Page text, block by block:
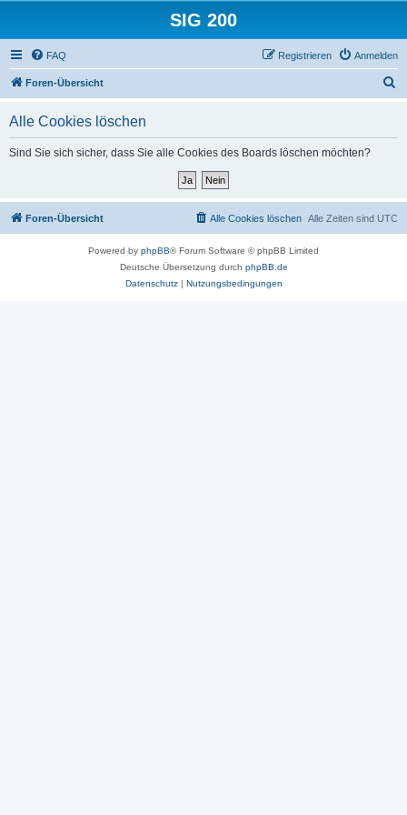
SIG 200
FAQ Anmelden
Registrieren
Foren-Übersicht
Alle Cookies löschen
Sind Sie sich sicher, dass Sie alle Cookies des Boards löschen möchten?
Foren-Übersicht Alle Zeiten sind UTC
Alle Cookies löschen
Powered by phpBB® Forum Software © phpBB Limited
Deutsche Übersetzung durch phpBB.de
Datenschutz| Nutzungsbedingungen